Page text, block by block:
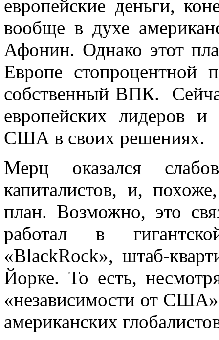
европейские деньги,
вообще в духе
Афонин. Однако этот
Европе
собственный ВПК.
европейских лидеров и
США в своих решениях.
Мерц оказался
капиталистов, и,
план. Возможно, это
работал в
«BlackRock», штаб-
Йорке. То есть,
«независимости от
американских